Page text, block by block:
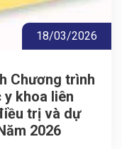
18/03/2026
Chương trình
khoa liên
trị và dự
2026